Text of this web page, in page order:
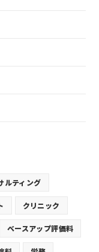
ルティング
クリニック
ベースアップ評価料